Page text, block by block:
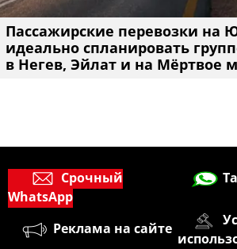
Пассажирские перевозки на
идеально спланировать
в Негев, Эйлат и на Мёртвое
Срочный
WhatsApp
Реклама на сайте